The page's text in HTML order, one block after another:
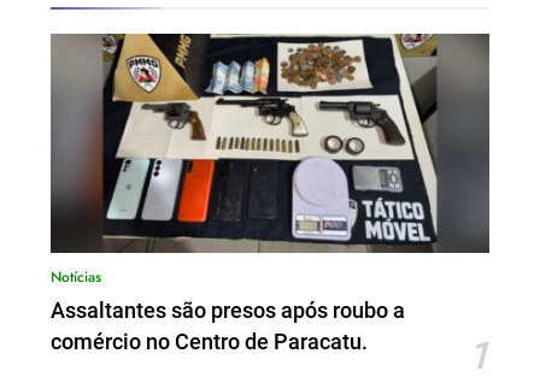
Notícias
Assaltantes são presos após roubo a
comércio no Centro de Paracatu.
1